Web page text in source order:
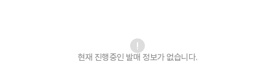
현재 진행중인 발매 정보가 없습니다.